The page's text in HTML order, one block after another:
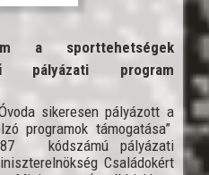
a sporttehetségek
pályázati program
sikeresen pályázott a
programok támogatása”
kódszámú pályázati
Családokért